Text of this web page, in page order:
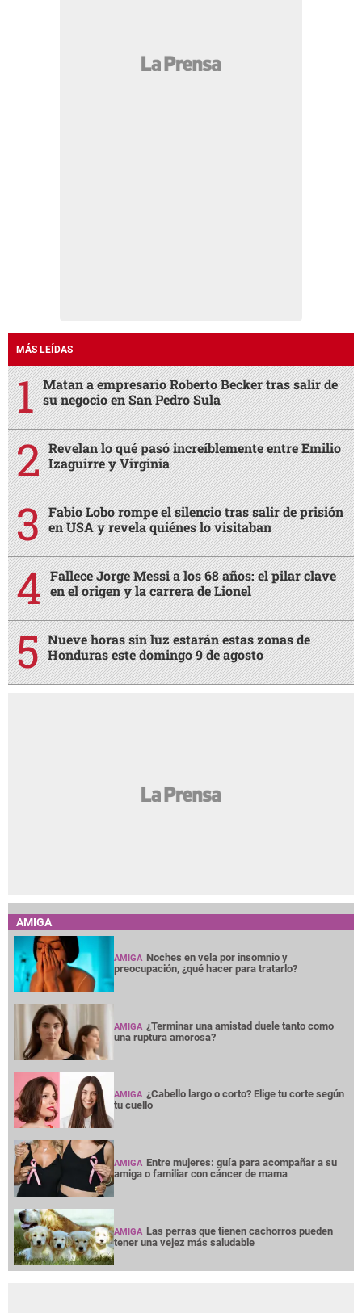
MÁS LEÍDAS
Matan a empresario Roberto Becker tras salir de
su negocio en San Pedro Sula
Revelan lo qué pasó increíblemente entre Emilio
Izaguirre y Virginia
Fabio Lobo rompe el silencio tras salir de prisión
en USA y revela quiénes lo visitaban
Fallece Jorge Messi a los 68 años: el pilar clave
en el origen y la carrera de Lionel
Nueve horas sin luz estarán estas zonas de
Honduras este domingo 9 de agosto
AMIGA
AMIGA Noches en vela por insomnio y
preocupación, ¿qué hacer para tratarlo?
AMIGA ¿Terminar una amistad duele tanto como
una ruptura amorosa?
AMIGA ¿Cabello largo o corto? Elige tu corte según
tu cuello
AMIGA Entre mujeres: guía para acompañar a su
amiga o familiar con cáncer de mama
AMIGA Las perras que tienen cachorros pueden
tener una vejez más saludable